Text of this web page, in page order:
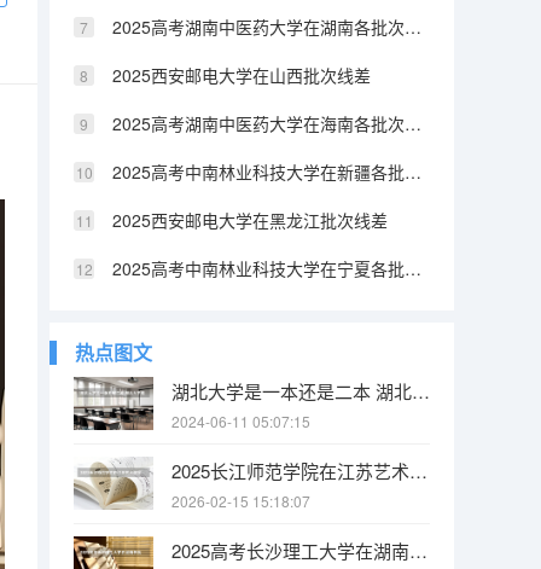
2025高考湖南中医药大学在湖南各批次选科要求介绍（2026参考）
2025西安邮电大学在山西批次线差
2025高考湖南中医药大学在海南各批次选科要求介绍（2026参考）
2025高考中南林业科技大学在新疆各批次选科要求介绍（2026参考）
2025西安邮电大学在黑龙江批次线差
2025高考中南林业科技大学在宁夏各批次选科要求介绍（2026参考）
热点图文
湖北大学是一本还是二本 湖北大学是一本还是二本
2024-06-11 05:07:15
2025长江师范学院在江苏艺术类投档分数线（2026年参考）
2026-02-15 15:18:07
2025高考长沙理工大学在湖南各批次选科要求介绍（2026参考）